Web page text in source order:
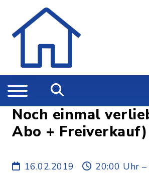
Noch einmal
Abo + Freiverkauf)
16.02.2019
20:00 Uhr